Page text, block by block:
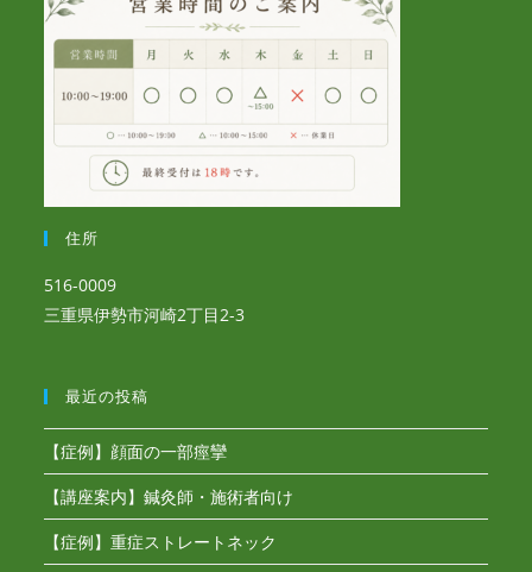
住所
516-0009
三重県伊勢市河崎2丁目2-3
最近の投稿
【症例】顔面の一部痙攣
【講座案内】鍼灸師・施術者向け
【症例】重症ストレートネック